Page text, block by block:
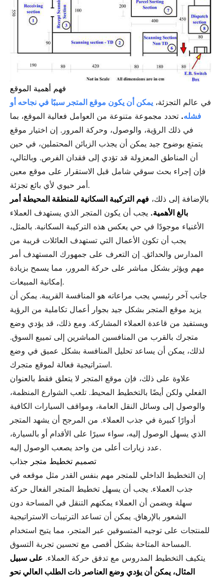
فهم أهمية الموقع
في عالم التجزئة، يمكن أن يكون موقع المتجر سببًا في نجاحه أو
فشله. تحدد مجموعة متنوعة من العوامل فعالية الموقع، بما
في ذلك الرؤية، والوصول، وحركة المرور. إن اختيار موقع
يتمتع بوضوح جيد يمكن أن يجذب الزبائن المحتملين، في حين
أن المناطق المعزولة قد تؤدي إلى فقدان الفرص. وبالتالي،
فإن إجراء بحث سوقي شامل قبل الاستقرار على موقع معين
أمر حيوي لأي بائع تجزئة.
بالإضافة إلى ذلك، فهم التركيبة السكانية للمنطقة المحيطة أمر
بالغ الأهمية. يجب أن يكون المتجر الذي يستهدف العملاء
الأغنياء موجودًا في حي يعكس هذه التركيبة السكانية. بالمثل،
يجب أن تكون الأعمال التي تستهدف العائلات قريبة من
المدارس والحدائق. إن التعرف على جمهورك المستهدف أمر
مهم ويؤثر بشكل مباشر على حركة المرور، مما يسمح بزيادة
إمكانية المبيعات.
جانب آخر رئيسي يجب مراعاته هو المنافسة القريبة. يمكن أن
يزيد موقع المتجر بشكل جيد بجوار أعمال تكاملية من الرؤية
ويستفيد من قاعدة العملاء المشاركة. ومع ذلك، قد يؤدي وضع
متجرك بالقرب من المنافسين المباشرين إلى تمييع السوق.
لذلك، يمكن أن يساعد تحليل المنافسة بشكل عميق في وضع
استراتيجية فعالة لموقع متجرك.
علاوة على ذلك، فإن موقع المتجر لا يتعلق فقط بالعنوان
الفعلي ولكن أيضًا بالتخطيط المحيط. تلعب الشوارع المنظمة،
والوصول إلى وسائل النقل العامة، ومواقف السيارات الكافية
أدوارًا كبيرة في جذب العملاء. من المرجح أن يشهد المتجر
الذي يسهل الوصول إليه، سواء سيرًا على الأقدام أو بالسيارة،
عدد زيارات أعلى من واحد يصعب الوصول إليه.
تصميم تخطيط متجر جذاب
إن التخطيط الداخلي للمتجر مهم بنفس القدر مثل موقعه في
جذب العملاء. يجب أن يسهل تخطيط المتجر الفعال حركة
سهلة ويضمن أن العملاء يمكنهم التنقل في المساحة دون
الشعور بالإرهاق. يمكن أن تساعد الترتيبات الاستراتيجية
للمنتجات على توجيه المتسوقين عبر المتجر، مما يتيح استخدام
المساحة المتاحة بشكل أقصى مع تحسين تجربة التسوق.
يتكيف التخطيط المدروس مع تدفق حركة العملاء. على سبيل
المثال، يمكن أن يؤدي وضع العناصر ذات الطلب العالي نحو